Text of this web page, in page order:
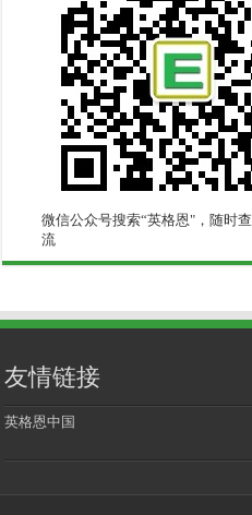
微信公众号搜索“英格恩"，随时
流
友情链接
英格恩中国